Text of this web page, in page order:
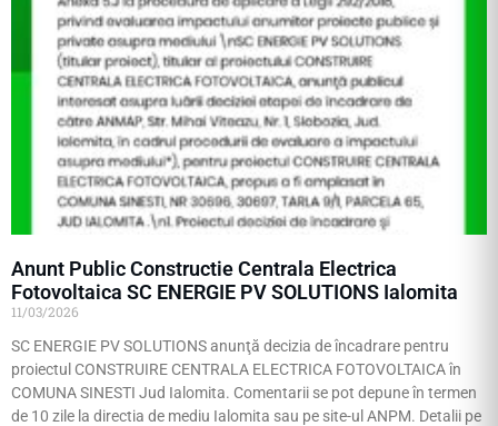
Anunt Public Constructie Centrala Electrica
Fotovoltaica SC ENERGIE PV SOLUTIONS Ialomita
11/03/2026
SC ENERGIE PV SOLUTIONS anunţă decizia de încadrare pentru
proiectul CONSTRUIRE CENTRALA ELECTRICA FOTOVOLTAICA în
COMUNA SINESTI Jud Ialomita. Comentarii se pot depune în termen
de 10 zile la directia de mediu Ialomita sau pe site-ul ANPM. Detalii pe